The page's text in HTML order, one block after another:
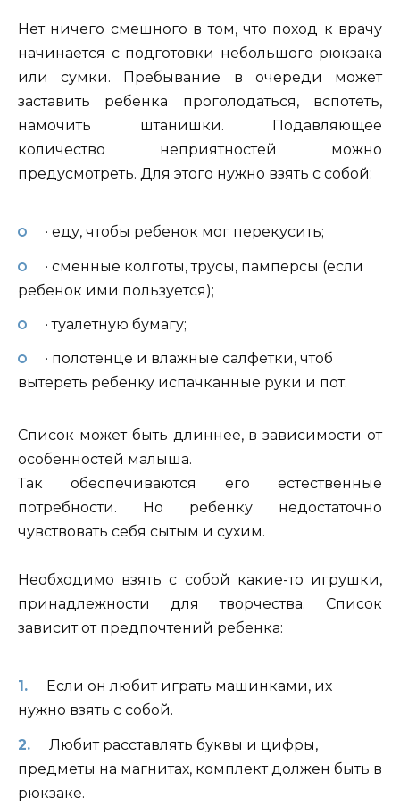
Нет ничего смешного в том, что поход к врачу
начинается с подготовки небольшого рюкзака
или сумки. Пребывание в очереди может
заставить ребенка проголодаться, вспотеть,
намочить штанишки. Подавляющее
количество неприятностей можно
предусмотреть. Для этого нужно взять с собой:
· еду, чтобы ребенок мог перекусить;
· сменные колготы, трусы, памперсы (если
ребенок ими пользуется);
· туалетную бумагу;
· полотенце и влажные салфетки, чтоб
вытереть ребенку испачканные руки и пот.
Список может быть длиннее, в зависимости от
особенностей малыша.
Так обеспечиваются его естественные
потребности. Но ребенку недостаточно
чувствовать себя сытым и сухим.
Необходимо взять с собой какие-то игрушки,
принадлежности для творчества. Список
зависит от предпочтений ребенка:
Если он любит играть машинками, их
нужно взять с собой.
Любит расставлять буквы и цифры,
предметы на магнитах, комплект должен быть в
рюкзаке.